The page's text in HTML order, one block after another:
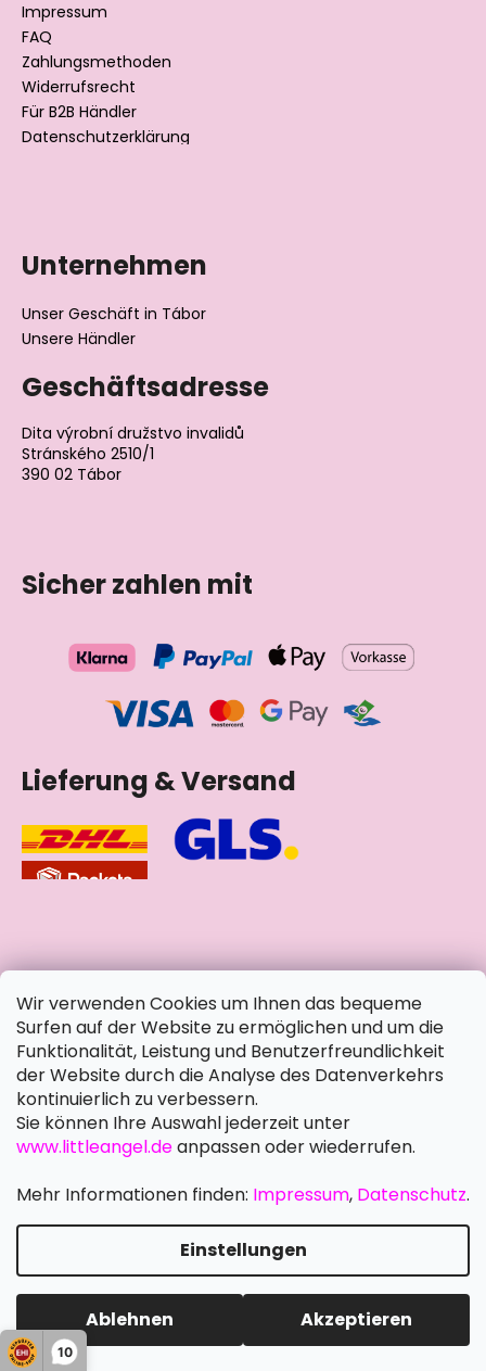
10
Wir verwenden Cookies um Ihnen das bequeme
Surfen auf der Website zu ermöglichen und um die
Funktionalität, Leistung und Benutzerfreundlichkeit
der Website durch die Analyse des Datenverkehrs
kontinuierlich zu verbessern.
Sie können Ihre Auswahl jederzeit unter
www.littleangel.deanpassen oder wiederrufen.
Mehr Informationen finden: Impressum, Datenschutz.
Einstellungen
Ablehnen Akzeptieren
Impressum
FAQ
Zahlungsmethoden
Widerrufsrecht
Für B2B Händler
Datenschutzerklärung
Unternehmen
Unser Geschäft in Tábor
Unsere Händler
Geschäftsadresse
Dita výrobní družstvo invalidů
Stránského 2510/1
390 02 Tábor
Sicher zahlen mit
Lieferung & Versand
soziale Netzwerke
Copyright 2026Little Angel DE. Alle Rechte vorbehalten.
Cookie-Einstellungen ändern
Schreiben Sie uns